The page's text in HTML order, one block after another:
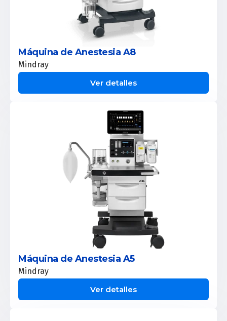
Máquina de Anestesia A8
Mindray
Ver detalles
Máquina de Anestesia A5
Mindray
Ver detalles